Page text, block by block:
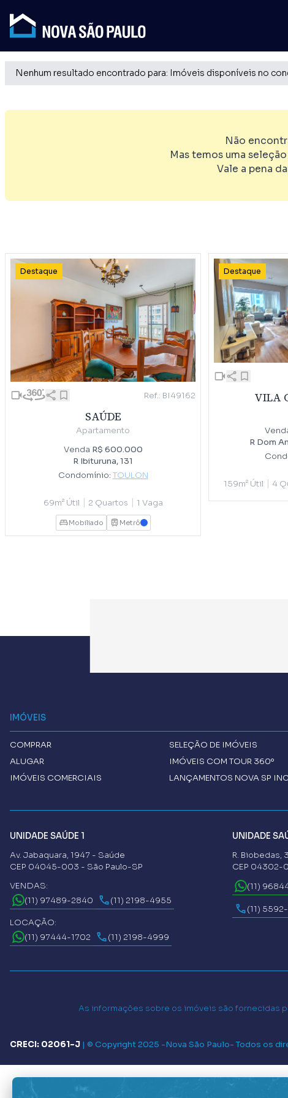
Nenhum resultado encontrado para: Imóveis disponíveis no
Não
Mas temos uma
Vale a pena
Destaque
Ref.: BI49162
SAÚDE
Apartamento
Venda R$ 600.000
R Ibituruna, 131
Condomínio: TOULON
69m² Útil 2 Quartos 1 Vaga
Mobiliado Metrô AZUL
Destaque
VILA
R Dom
159m² Útil 4
IMÓVEIS
COMPRAR
ALUGAR
IMÓVEIS COMERCIAIS
SELEÇÃO DE IMÓVEIS
IMÓVEIS COM TOUR 360º
LANÇAMENTOS NOVA SP INC
UNIDADE SAÚDE 1
Av. Jabaquara, 1947 - Saúde
CEP 04045-003 - São Paulo-SP
VENDAS:
(11) 97489-2840
(11) 2198-4955
LOCAÇÃO:
(11) 97444-1702
(11) 2198-4999
UNIDADE
R. Biobedas,
CEP 04302-
(11)
(11)
As informações sobre os imóveis são fornecidas
CRECI: 02061-J | © Copyright 2025 -Nova São Paulo- Todos os